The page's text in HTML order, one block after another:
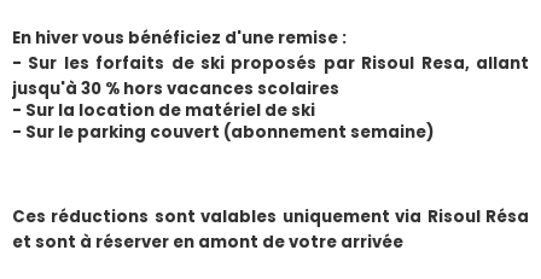
En hiver vous bénéficiez d'une remise :
- Sur les forfaits de ski proposés par Risoul Resa, allant
jusqu'à 30 % hors vacances scolaires
- Sur la location de matériel de ski
- Sur le parking couvert (abonnement semaine)
​Ces réductions sont valables uniquement via Risoul Résa
et sont à réserver en amont de votre arrivée